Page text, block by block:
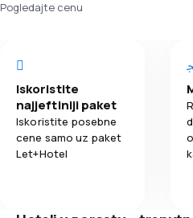
Pogledajte cenu
Iskoristite
najjeftiniji paket
Iskoristite posebne
cene samo uz paket
Let+Hotel